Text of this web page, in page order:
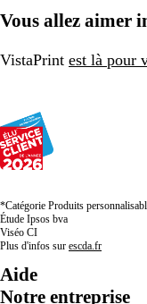
Vous allez aimer
VistaPrint est là pour
*Catégorie Produits
Étude Ipsos bva
Viséo CI
Plus d'infos sur escda.fr
Aide
Notre entreprise